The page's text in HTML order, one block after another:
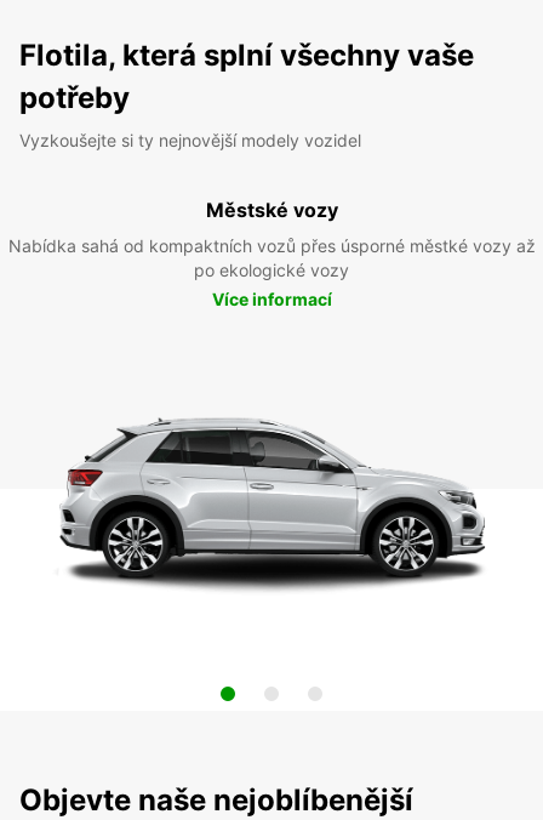
Flotila, která splní všechny vaše
potřeby
Vyzkoušejte si ty nejnovější modely vozidel
Městské vozy
Nabídka sahá od kompaktních vozů přes úsporné městké vozy až
po ekologické vozy
Více informací
Objevte naše nejoblíbenější